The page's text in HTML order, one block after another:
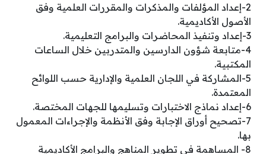
2-إعداد المؤلفات والمذكرات والمقررات العلمية وفق
الأصول الأكاديمية.
3-إعداد وتنفيذ المحاضرات والبرامج التعليمية.
4-متابعة شؤون الدارسين والمتدربين خلال الساعات
المكتبية.
5-المشاركة في اللجان العلمية والإدارية حسب اللوائح
المعتمدة.
6-إعداد نماذج الاختبارات وتسليمها للجهات المختصة.
7-تصحيح أوراق الإجابة وفق الأنظمة والإجراءات المعمول
بها.
8- المساهمة في تطوير المناهج والبرامج الأكاديمية